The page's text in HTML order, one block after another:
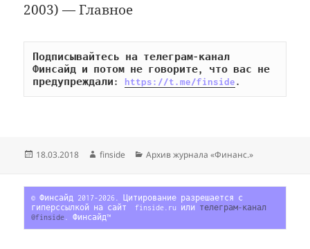
2003) — Главное
Подписывайтесь на телеграм-канал
Финсайд и потом не говорите, что вас не
предупреждали: https://t.me/finside.
Опубликовано
18.03.2018 Автор
finside Рубрики
Архив журнала «Финанс.»
© Финсайд 2017-2026. Цитирование разрешается с
гиперссылкой на сайт  finside.ru или телеграм-канал
@finside. Финсайд™